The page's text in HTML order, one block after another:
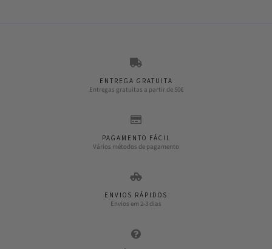
ENTREGA GRATUITA
Entregas gratuitas a partir de 50€
PAGAMENTO FÁCIL
Vários métodos de pagamento
ENVIOS RÁPIDOS
Envios em 2-3 dias